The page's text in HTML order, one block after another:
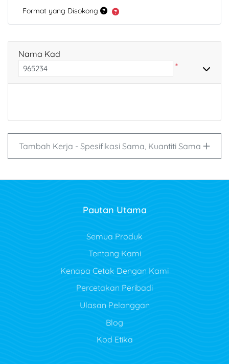
Format yang Disokong
Nama Kad
*
Tambah Kerja - Spesifikasi Sama, Kuantiti Sama
Pautan Utama
Semua Produk
Tentang Kami
Kenapa Cetak Dengan Kami
Percetakan Peribadi
Ulasan Pelanggan
Blog
Kod Etika